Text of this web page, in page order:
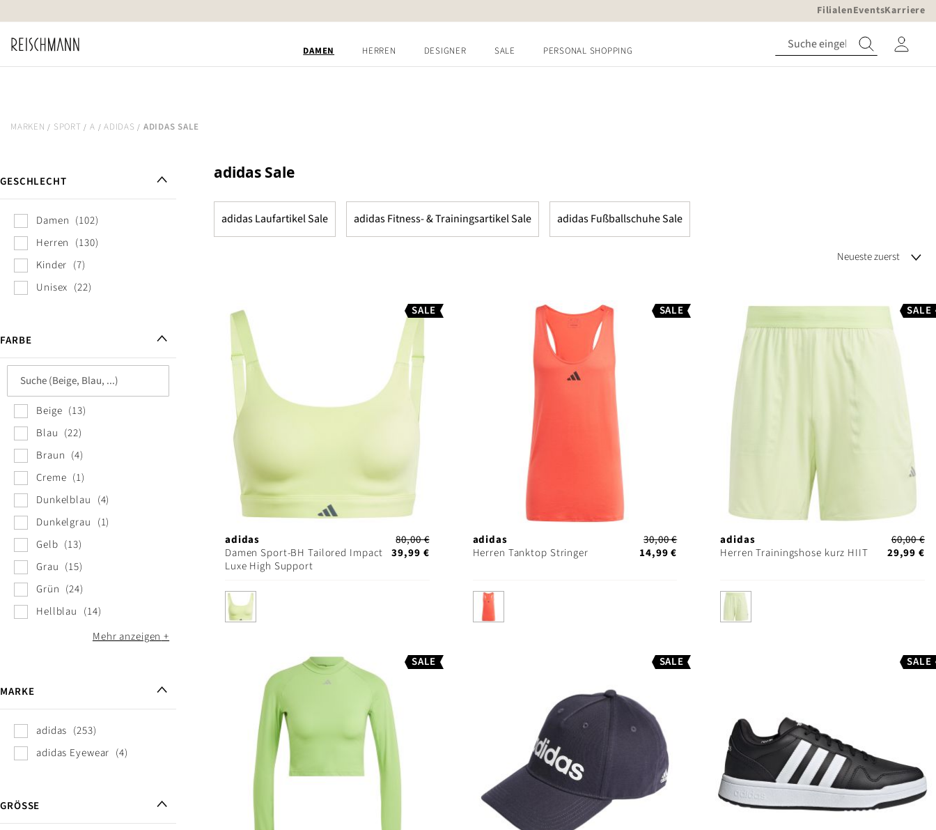
Inhalt
springen
FilialenEventsKarriere
DAMEN HERREN DESIGNER SALE PERSONAL SHOPPING
MARKEN SPORT A ADIDAS ADIDAS SALE
adidas Sale
adidas Laufartikel Sale adidas Fitness- & Trainingsartikel Sale adidas Fußballschuhe Sale
SALE
adidas
Damen Sport-BH Tailored Impact
Luxe High Support
80,00 €
39,99 €
SALE
adidas
Herren Tanktop Stringer
30,00 €
14,99 €
SALE
adidas
Herren Trainingshose kurz HIIT
60,00 €
29,99 €
SALE SALE SALE
GESCHLECHT
Damen
102
Herren
130
Kinder
7
Unisex
22
FARBE
Beige
13
Blau
22
Braun
4
Creme
1
Dunkelblau
4
Dunkelgrau
1
Gelb
13
Grau
15
Grün
24
Hellblau
14
Mehr anzeigen
MARKE
adidas
253
adidas Eyewear
4
GRÖSSE